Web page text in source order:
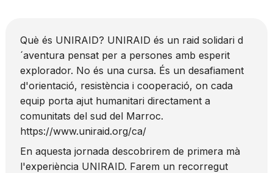
Què és UNIRAID? UNIRAID és un raid solidari d
´aventura pensat per a persones amb esperit
explorador. No és una cursa. És un desafiament
d'orientació, resistència i cooperació, on cada
equip porta ajut humanitari directament a
comunitats del sud del Marroc.
https://www.uniraid.org/ca/
En aquesta jornada descobrirem de primera mà
l'experiència UNIRAID. Farem un recorregut